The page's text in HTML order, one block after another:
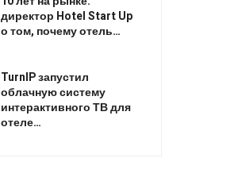
директор Hotel Start Up
о том, почему отель…
TurnIP запустил
облачную систему
интерактивного ТВ для
отеле…